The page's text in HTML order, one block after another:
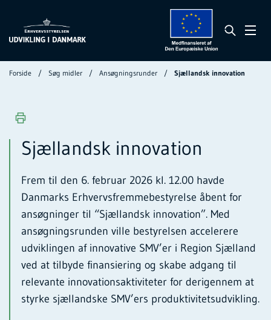
Forside Søg midler Ansøgningsrunder Sjællandsk innovation
Sjællandsk innovation
Frem til den 6. februar 2026 kl. 12.00 havde
Danmarks Erhvervsfremmebestyrelse åbent for
ansøgninger til “Sjællandsk innovation”. Med
ansøgningsrunden ville bestyrelsen accelerere
udviklingen af innovative SMV’er i Region Sjælland
ved at tilbyde finansiering og skabe adgang til
relevante innovationsaktiviteter for derigennem at
styrke sjællandske SMV’ers produktivitetsudvikling.